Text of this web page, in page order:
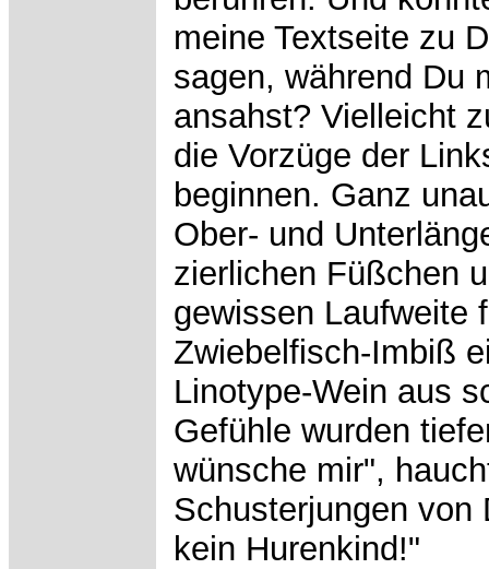
meine Textseite zu
sagen, während Du
ansahst? Vielleicht
die Vorzüge der
beginnen. Ganz
Ober- und
zierlichen Füßchen
gewissen Laufweite
Zwiebelfisch-Imbiß
Linotype-Wein aus
Gefühle wurden
wünsche mir",
Schusterjungen von
kein Hurenkind!"